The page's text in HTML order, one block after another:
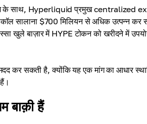
के साथ, Hyperliquid प्रमुख centralized
सालाना $700 मिलियन से अधिक उत्पन्न कर
खुले बाज़ार में HYPE टोकन को खरीदने में
कर सकती है, क्योंकि यह एक मांग का आधार
बाक़ी हैं